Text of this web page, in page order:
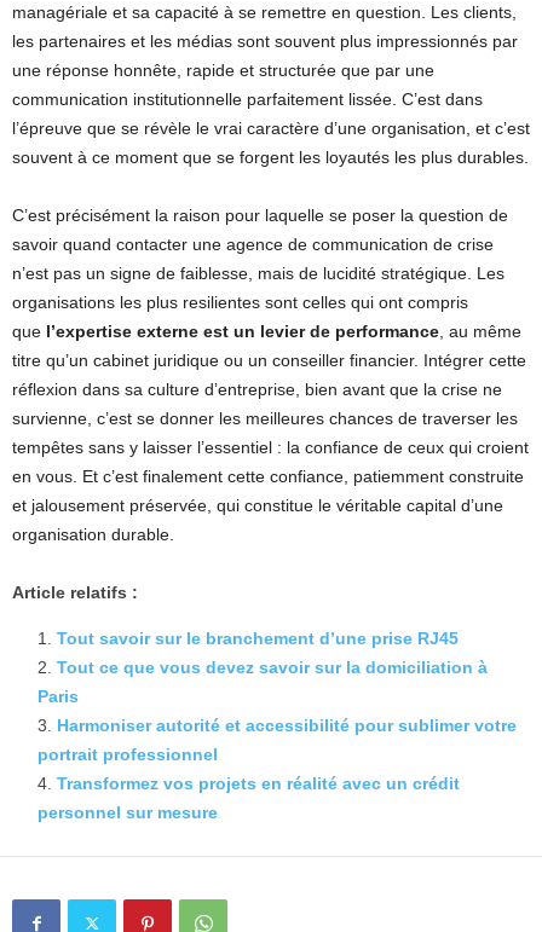
managériale et sa capacité à se remettre en question. Les clients,
les partenaires et les médias sont souvent plus impressionnés par
une réponse honnête, rapide et structurée que par une
communication institutionnelle parfaitement lissée. C’est dans
l’épreuve que se révèle le vrai caractère d’une organisation, et c’est
souvent à ce moment que se forgent les loyautés les plus durables.
C’est précisément la raison pour laquelle se poser la question de
savoir quand contacter une agence de communication de crise
n’est pas un signe de faiblesse, mais de lucidité stratégique. Les
organisations les plus resilientes sont celles qui ont compris
que l’expertise externe est un levier de performance , au même
titre qu’un cabinet juridique ou un conseiller financier. Intégrer cette
réflexion dans sa culture d’entreprise, bien avant que la crise ne
survienne, c’est se donner les meilleures chances de traverser les
tempêtes sans y laisser l’essentiel : la confiance de ceux qui croient
en vous. Et c’est finalement cette confiance, patiemment construite
et jalousement préservée, qui constitue le véritable capital d’une
organisation durable.
Article relatifs :
Tout savoir sur le branchement d’une prise RJ45
Tout ce que vous devez savoir sur la domiciliation à
Paris
Harmoniser autorité et accessibilité pour sublimer votre
portrait professionnel
Transformez vos projets en réalité avec un crédit
personnel sur mesure